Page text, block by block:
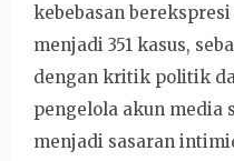
kebebasan
menjadi 351 kasus,
dengan kritik politik
pengelola akun media
menjadi sasaran